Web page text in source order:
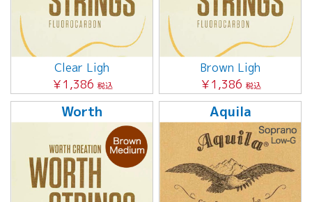
Clear Ligh
￥1,386 税込
Brown Ligh
￥1,386 税込
Worth Aquila